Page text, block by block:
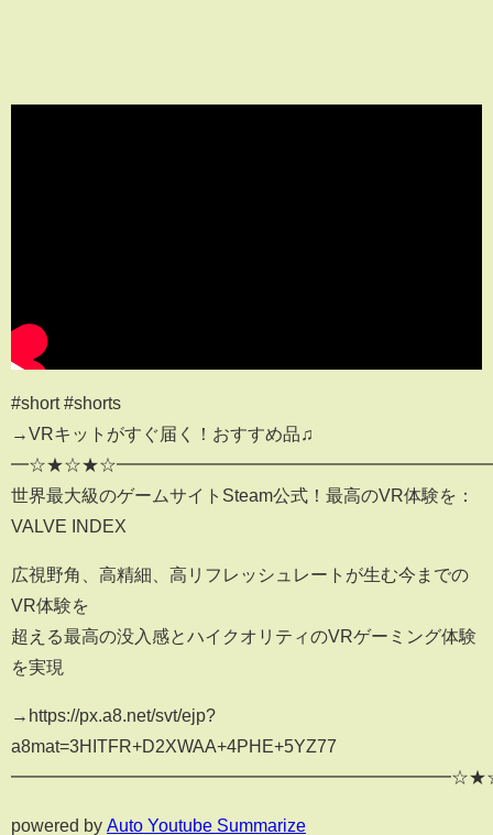
#short #shorts
→VRキットがすぐ届く！おすすめ品♫
世界最大級のゲームサイトSteam公式！最高のVR体験を：
VALVE INDEX
広視野角、高精細、高リフレッシュレートが生む今までの
VR体験を
超える最高の没入感とハイクオリティのVRゲーミング体験
を実現
→https://px.a8.net/svt/ejp?
a8mat=3HITFR+D2XWAA+4PHE+5YZ77
powered by Auto Youtube Summarize